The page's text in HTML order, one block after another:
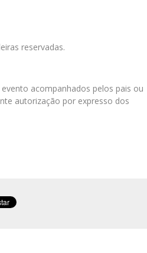
reservadas.
acompanhados pelos pais ou
autorização por expresso dos